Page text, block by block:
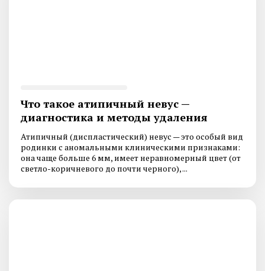
Что такое атипичный невус —
диагностика и методы удаления
Атипичный (диспластический) невус — это особый вид
родинки с аномальными клиническими признаками:
она чаще больше 6 мм, имеет неравномерный цвет (от
светло-коричневого до почти черного), ...